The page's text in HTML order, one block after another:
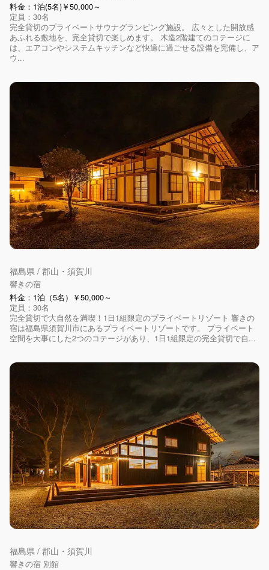
料金：1泊(5名)￥50,000～
定員：30名
完全貸切のプライベートサウナグランピング施設。 広々とした開放感
あふれる敷地を、完全貸切で楽しめます。 木造2階建てのコテージに
は、エアコンやシステムキッチンなど快適に過ごせる設備を完備し、ア
ウ...
福島県 / 郡山・須賀川
響きの宿
料金：1泊（5名）￥50,000～
定員：30名
完全貸切で大自然を満喫！1日1組限定のプライベートリゾート 響きの
宿は福島県須賀川市にあるプライベートリゾートです。 プライベート
空間を大事にした2つのコテージがあり、1日1組限定の完全貸切で自...
福島県 / 郡山・須賀川
響きの宿 別館